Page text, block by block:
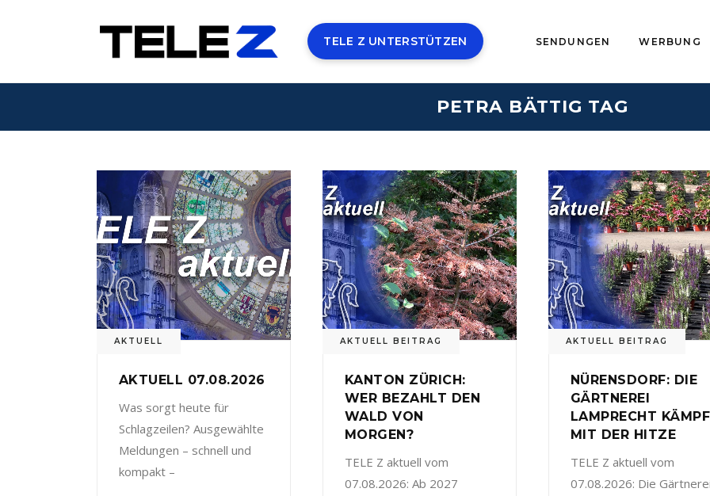
TELE Z UNTERSTÜTZEN SENDUNGEN WERBUNG
PETRA BÄTTIG TAG
AKTUELL
AKTUELL 07.08.2026
Was sorgt heute für
Schlagzeilen? Ausgewählte
Meldungen – schnell und
kompakt –
AKTUELL BEITRAG
KANTON ZÜRICH:
WER BEZAHLT DEN
WALD VON
MORGEN?
TELE Z aktuell vom
07.08.2026: Ab 2027
AKTUELL BEITRAG
NÜRENSDORF: DIE
GÄRTNEREI
LAMPRECHT
MIT DER HITZE
TELE Z aktuell vom
07.08.2026: Die